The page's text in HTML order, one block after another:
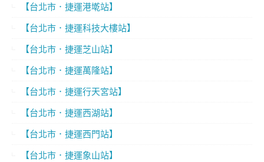
【台北市．捷運港墘站】
【台北市．捷運科技大樓站】
【台北市．捷運芝山站】
【台北市．捷運萬隆站】
【台北市．捷運行天宮站】
【台北市．捷運西湖站】
【台北市．捷運西門站】
【台北市．捷運象山站】